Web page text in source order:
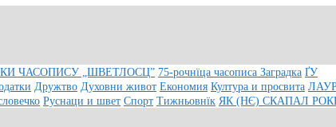
ЧАСОПИСУ „ШВЕТЛОСЦ” 75-рочнїца часописа Заградка ҐУ
Дружтво Духовни живот Економия Култура и просвита
Руснаци и швет Спорт Тижньовнїк ЯК (НЄ) СКАПАЛ